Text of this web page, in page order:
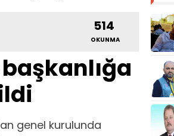
514
OKUNMA
genel kurulunda